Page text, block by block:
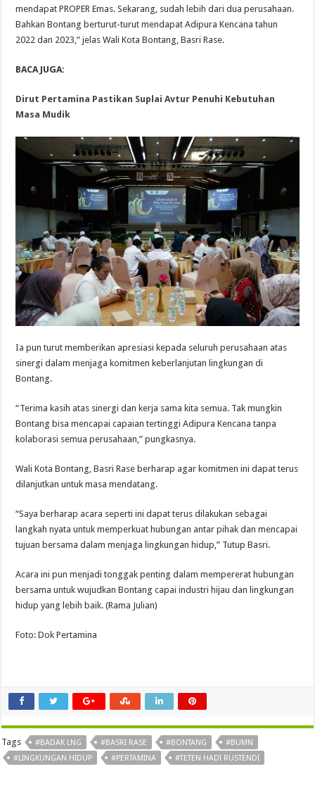
mendapat PROPER Emas. Sekarang, sudah lebih dari dua perusahaan.
Bahkan Bontang berturut-turut mendapat Adipura Kencana tahun
2022 dan 2023,” jelas Wali Kota Bontang, Basri Rase.
BACA JUGA:
Dirut Pertamina Pastikan Suplai Avtur Penuhi Kebutuhan
Masa Mudik
Ia pun turut memberikan apresiasi kepada seluruh perusahaan atas
sinergi dalam menjaga komitmen keberlanjutan lingkungan di
Bontang.
“Terima kasih atas sinergi dan kerja sama kita semua. Tak mungkin
Bontang bisa mencapai capaian tertinggi Adipura Kencana tanpa
kolaborasi semua perusahaan,” pungkasnya.
Wali Kota Bontang, Basri Rase berharap agar komitmen ini dapat terus
dilanjutkan untuk masa mendatang.
“Saya berharap acara seperti ini dapat terus dilakukan sebagai
langkah nyata untuk memperkuat hubungan antar pihak dan mencapai
tujuan bersama dalam menjaga lingkungan hidup,” Tutup Basri.
Acara ini pun menjadi tonggak penting dalam mempererat hubungan
bersama untuk wujudkan Bontang capai industri hijau dan lingkungan
hidup yang lebih baik. (Rama Julian)
Foto: Dok Pertamina
Tags #BADAK LNG #BASRI RASE #BONTANG
#BUMN
#LINGKUNGAN HIDUP
#PERTAMINA #TETEN HADI RUSTENDI